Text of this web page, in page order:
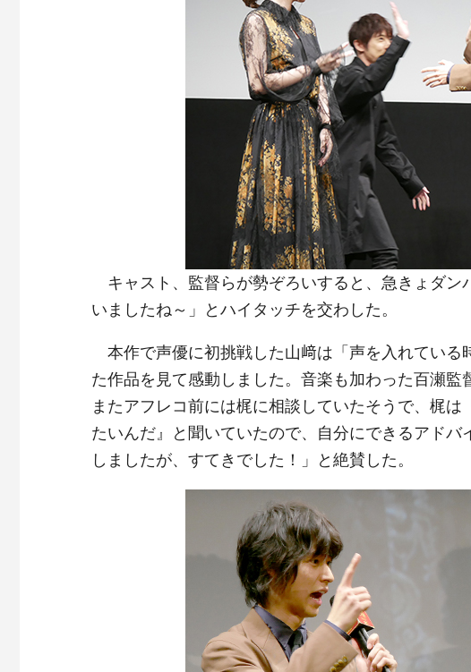
キャスト、監督らが勢ぞろいすると、急きょダン
いましたね～」とハイタッチを交わした。
本作で声優に初挑戦した山﨑は「声を入れている
た作品を見て感動しました。音楽も加わった百瀬監
またアフレコ前には梶に相談していたそうで、梶
たいんだ』と聞いていたので、自分にできるアド
しましたが、すてきでした！」と絶賛した。